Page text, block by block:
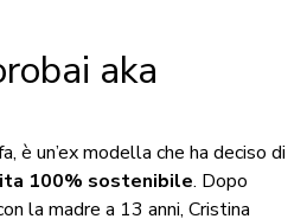
aka
è un’ex modella che ha deciso di
100% sostenibile. Dopo
la madre a 13 anni, Cristina